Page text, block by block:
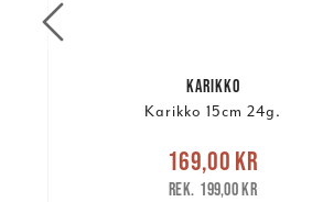
KARIKKO
Karikko 15cm 24g.
Nuvarande pris
Tidigare pris
169,00 kr
199,00 kr